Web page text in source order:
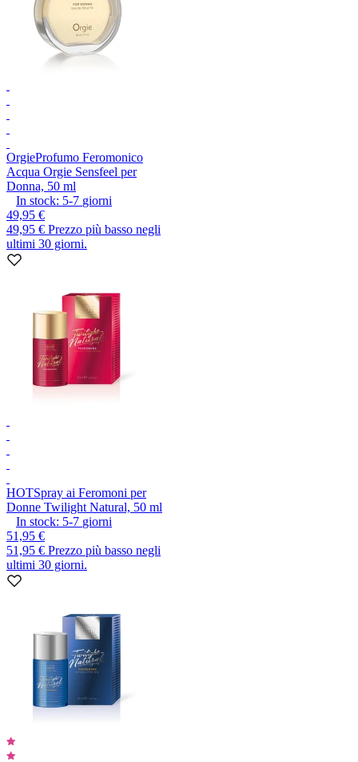
OrgieProfumo Feromonico
Acqua Orgie Sensfeel per
Donna, 50 ml
In stock: 5-7 giorni
49,95 €
49,95 € Prezzo più basso negli
ultimi 30 giorni.
HOTSpray ai Feromoni per
Donne Twilight Natural, 50 ml
In stock: 5-7 giorni
51,95 €
51,95 € Prezzo più basso negli
ultimi 30 giorni.